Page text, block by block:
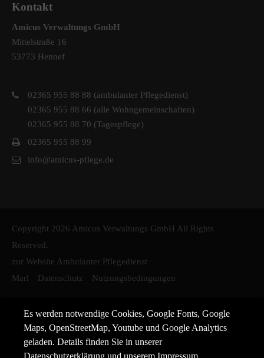
Kontakt
Amicus Verwaltungs GmbH
Mittelstraße 16
53773 Hennef
02365 955 88 88 (ambulanter Pflegedienst)
02365 955 88 66 (alle Wohngemeinschaften)
02365 955 88 70 (Tagespflege)
02365 955 88 99
info@amicus-pflege.de
Copyright 2026 Amicus Verwaltungs GmbH All Rights
Reserved.
zur Website Ambulanter Pflegedienst
Marl
Datenschutz Nutzungsbedingungen
Es werden notwendige Cookies, Google Fonts, Google
Maps, OpenStreetMap, Youtube und Google Analytics
geladen. Details finden Sie in unserer
Datenschutzerklärung und unseremImpressum